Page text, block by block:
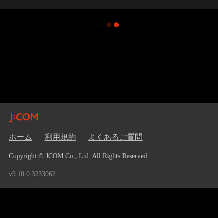
ホーム 利用規約 よくあるご質問
Copyright © JCOM Co., Ltd. All Rights Reserved.
v9.10.0.3233062